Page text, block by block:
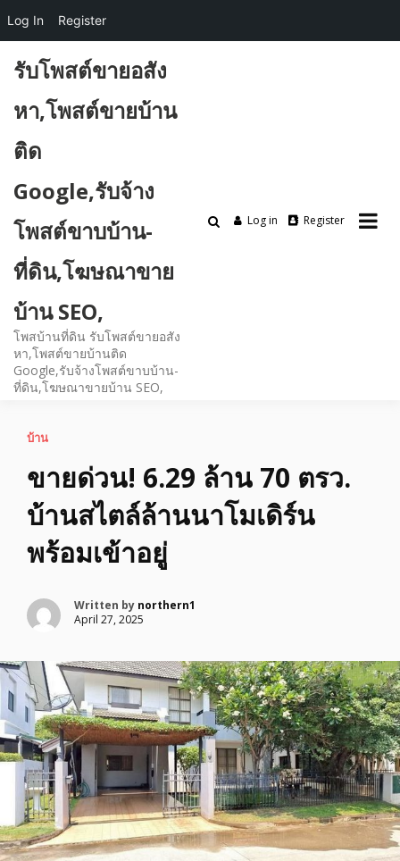
content
รับโพสต์ขายอสัง
หา,โพสต์ขายบ้าน
ติด
Google,รับจ้าง
โพสต์ขาบบ้าน-
ที่ดิน,โฆษณาขาย
บ้าน SEO,
โพสบ้านที่ดิน รับโพสต์ขายอสัง
หา,โพสต์ขายบ้านติด
Google,รับจ้างโพสต์ขาบบ้าน-
ที่ดิน,โฆษณาขายบ้าน SEO,
Log in Register
บ้าน
ขายด่วน! 6.29 ล้าน 70 ตรว.
บ้านสไตล์ล้านนาโมเดิร์น
พร้อมเข้าอยู่
Written by northern1
April 27, 2025
Log In Register